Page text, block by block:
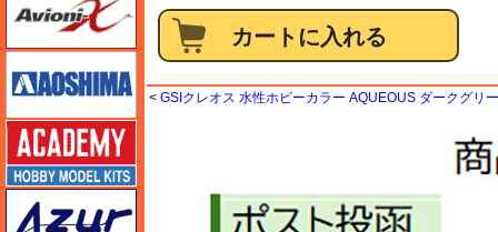
< GSIクレオス 水性ホビーカラー AQUEOUS ダークグリ
アオシマ